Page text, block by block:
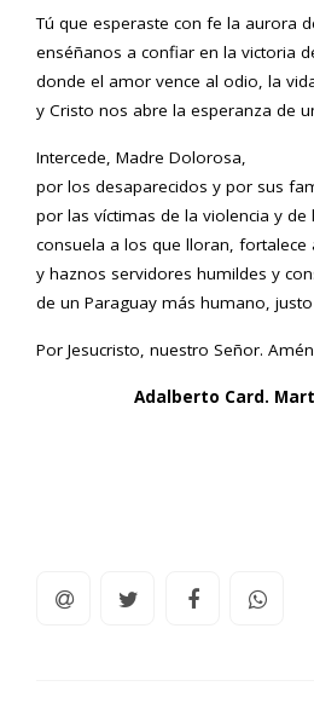
Tú que esperaste con fe la aurora
enséñanos a confiar en la victoria
donde el amor vence al odio, la
y Cristo nos abre la esperanza de
Intercede, Madre Dolorosa,
por los desaparecidos y por sus
por las víctimas de la violencia y de
consuela a los que lloran, fortalece
y haznos servidores humildes y
de un Paraguay más humano,
Por Jesucristo, nuestro Señor.
Adalberto Card.